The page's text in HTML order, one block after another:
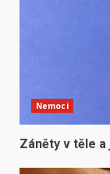
Nemoci
Záněty v těle